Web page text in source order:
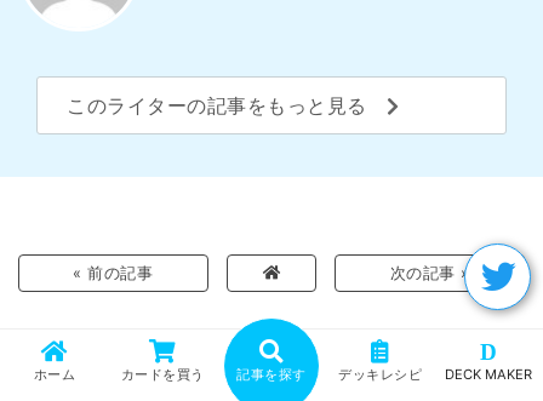
このライターの記事をもっと見る
« 前の記事 次の記事 »
ホーム カードを買う 記事を探す デッキレシピ
D
DECK MAKER